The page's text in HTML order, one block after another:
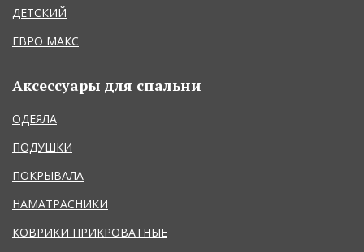
ДЕТСКИЙ
ЕВРО МАКС
Аксессуары для спальни
ОДЕЯЛА
ПОДУШКИ
ПОКРЫВАЛА
НАМАТРАСНИКИ
КОВРИКИ ПРИКРОВАТНЫЕ